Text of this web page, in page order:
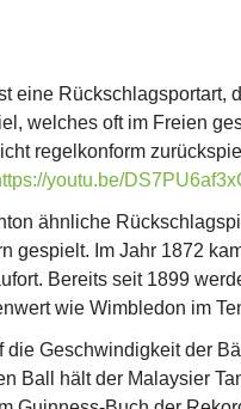
eine Rückschlagsportart,
welches oft im Freien
regelkonform
youtu.be/
ähnliche
gespielt. Im Jahr 1872
Bereits seit 1899
wie Wimbledon im
die Geschwindigkeit der
Ball hält der Malaysier